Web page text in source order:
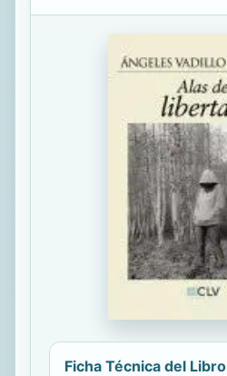
Ficha Técnica del Libro